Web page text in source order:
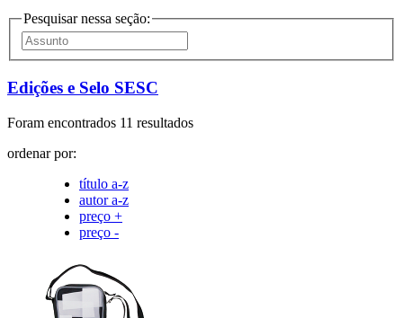
Pesquisar nessa seção:
Edições e Selo SESC
Foram encontrados 11 resultados
ordenar por:
título a-z
autor a-z
preço +
preço -